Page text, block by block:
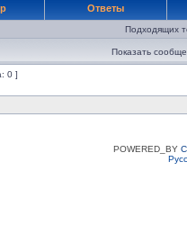
Ответы
Подходящих
Показать
0 ]
POWERED_BY